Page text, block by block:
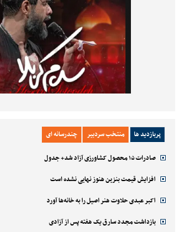
پربازدید ها منتخب سردبیر چندرسانه ای
صادرات ۱۵ محصول کشاورزی آزاد شد+ جدول
افزایش قیمت بنزین هنوز نهایی نشده است
اکبر عبدی حلاوت هنر اصیل را به خانه‌ها آورد
بازداشت مجدد سارق یک هفته پس از آزادی